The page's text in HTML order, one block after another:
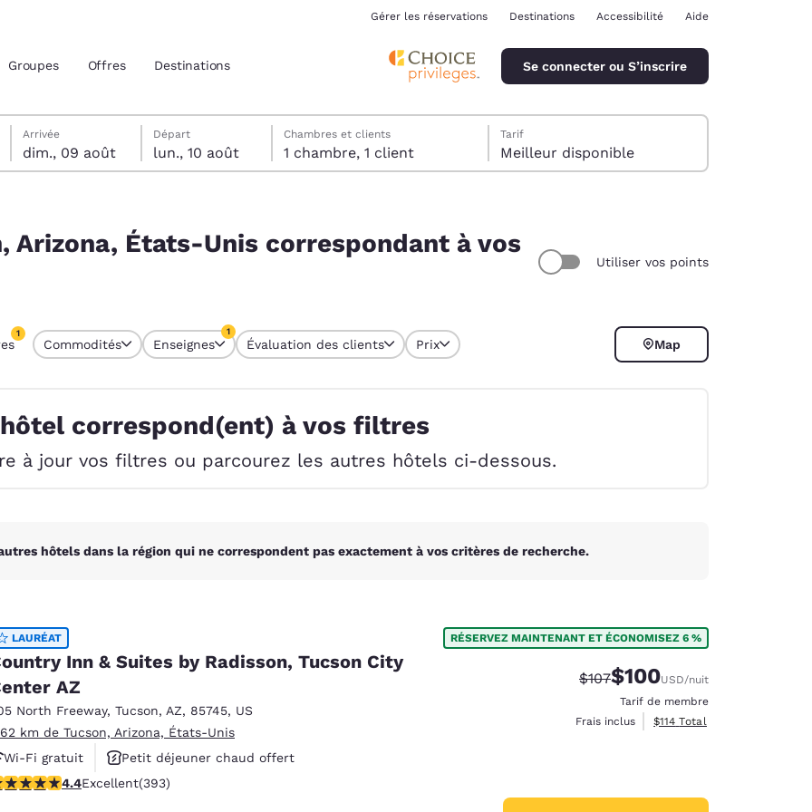
actuels
Latin America Canada
Español English
France France
India
Gérer les réservations Destinations Accessibilité Aide
Groupes Offres Destinations Se connecter ou S’inscrire
dimanche 9 août
Arrivée
dim., 09 août
lundi 10 août
Départ
lun., 10 août
Date de départ sélectionnée au lundi 10 août
Date d’arrivée sélectionnée au dimanche 9 août
Chambres et clients
1 chambre, 1 client
Tarif
Meilleur disponible
Arizona, États-Unis correspondant à vos
Utiliser vos points
1
actuellement sélectionné
Commodités Enseignes
1
Évaluation des clients Prix Map
correspond(ent) à vos filtres
à jour vos filtres ou parcourez les autres hôtels ci-dessous.
hôtels dans la région qui ne correspondent pas exactement à vos critères de recherche.
LAURÉAT
Inn & Suites by Radisson, Tucson City
AZ
North Freeway, Tucson, AZ, 85745, US
km de Tucson, Arizona, États-Unis
Wi-Fi gratuit
Petit déjeuner chaud offert
Animaux acceptés
étoiles. Excellent. 393 commentaires
4.4Excellent(393)
RÉSERVEZ MAINTENANT ET ÉCONOMISEZ 6 %
Tarif barré :
$107Tarif réduit :
$100USD/nuit
Tarif de membre
Frais inclus
Afficher les détails totaux
$114 Total